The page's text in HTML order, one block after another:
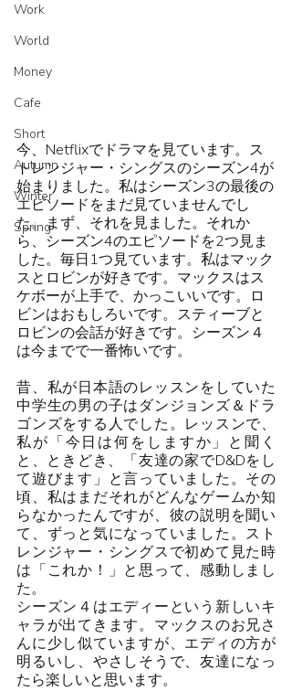
Work
World
Money
Cafe
Short
Autumn
Winter
Spring
今、Netflixでドラマを見ています。ス
トレンジャー・シングスのシーズン4が
始まりました。私はシーズン3の最後の
エピソードをまだ見ていませんでし
た。まず、それを見ました。それか
ら、シーズン4のエピソードを2つ見ま
した。毎日1つ見ています。私はマック
スとロビンが好きです。マックスはス
ケボーが上手で、かっこいいです。ロ
ビンはおもしろいです。スティーブと
ロビンの会話が好きです。シーズン４
は今までで一番怖いです。
昔、私が日本語のレッスンをしていた
中学生の男の子はダンジョンズ＆ドラ
ゴンズをする人でした。レッスンで、
私が「今日は何をしますか」と聞く
と、ときどき、「友達の家でD&Dをし
て遊びます」と言っていました。その
頃、私はまだそれがどんなゲームか知
らなかったんですが、彼の説明を聞い
て、ずっと気になっていました。スト
レンジャー・シングスで初めて見た時
は「これか！」と思って、感動しまし
た。
シーズン４はエディーという新しいキ
ャラが出てきます。マックスのお兄さ
んに少し似ていますが、エディの方が
明るいし、やさしそうで、友達になっ
たら楽しいと思います。